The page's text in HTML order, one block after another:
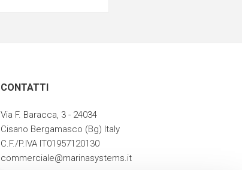
CONTATTI
Via F. Baracca, 3 - 24034
Cisano Bergamasco (Bg) Italy
C.F./P.IVA IT01957120130
commerciale@marinasystems.it